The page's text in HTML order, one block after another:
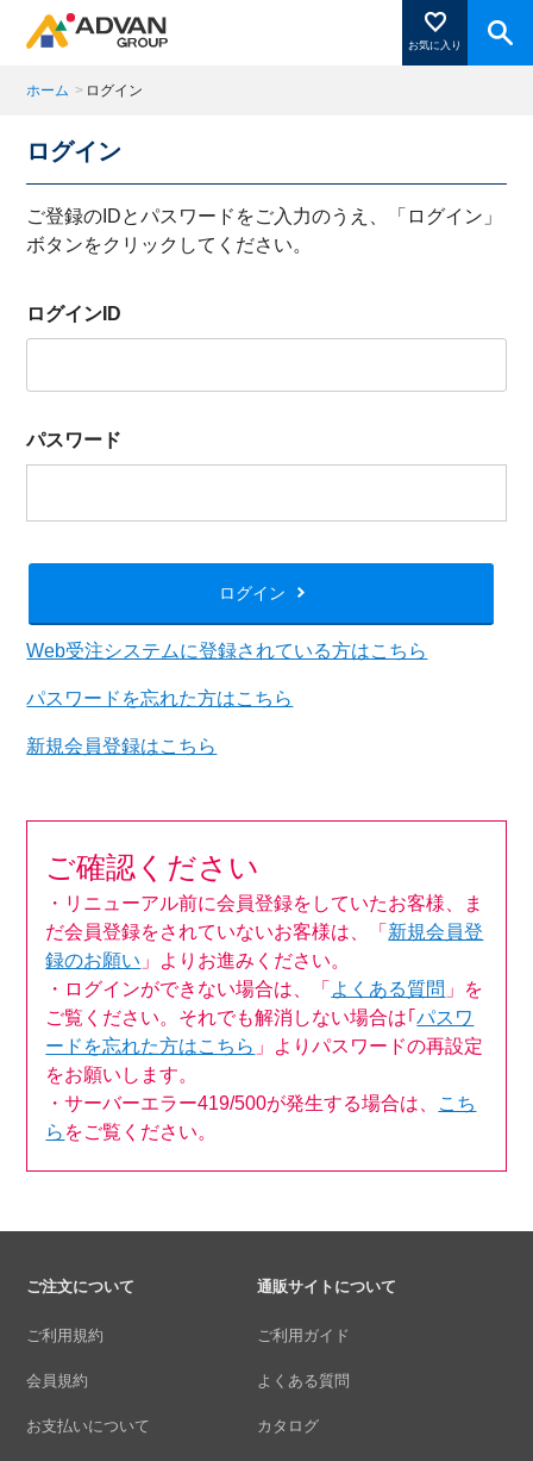
お気に入り
商品ページにある「お気に入り登録」を押すと登録した
商品がここに表示されます。
ホーム > ログイン
ログイン
ご登録のIDとパスワードをご入力のうえ、「ログイン」
ボタンをクリックしてください。
ログインID
パスワード
ログイン
Web受注システムに登録されている方はこちら
パスワードを忘れた方はこちら
新規会員登録はこちら
ご確認ください
・リニューアル前に会員登録をしていたお客様、ま
だ会員登録をされていないお客様は、「 新規会員登
録のお願い 」よりお進みください。
・ログインができない場合は、「 よくある質問 」を
ご覧ください。それでも解消しない場合は｢パスワ
ードを忘れた方はこちら 」よりパスワードの再設定
をお願いします。
・サーバーエラー419/500が発生する場合は、 こち
ら をご覧ください。
ご注文について
ご利用規約
会員規約
お支払いについて
通販サイトについて
ご利用ガイド
よくある質問
カタログ